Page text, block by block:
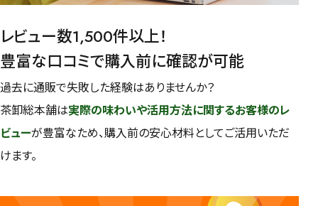
レビュー数1,500件以上！
豊富な口コミで購入前に確認が可能
過去に通販で失敗した経験はありませんか？
茶卸総本舗は実際の味わいや活用方法に関するお客様のレ
ビューが豊富なため、購入前の安心材料としてご活用いただ
けます。